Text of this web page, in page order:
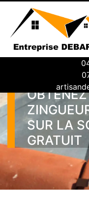
SUR LA
GRATUIT